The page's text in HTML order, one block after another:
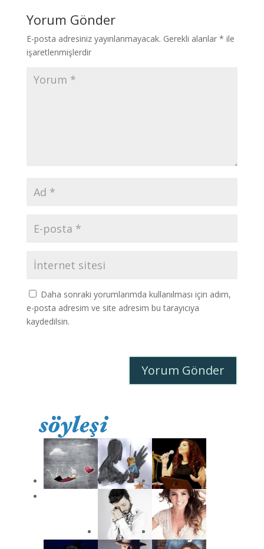
Yorum Gönder
E-posta adresiniz yayınlanmayacak. Gerekli alanlar * ile
işaretlenmişlerdir
Daha sonraki yorumlarımda kullanılması için adım,
e-posta adresim ve site adresim bu tarayıcıya
kaydedilsin.